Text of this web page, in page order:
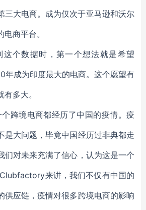
三大电商。成为仅次于亚马逊和沃尔
商平台。
这个数据时，第一个想法就是希望
成为印度最大的电商。这个愿望有
多大。
跨境电商都经历了中国的疫情。疫
是大问题，毕竟中国经历过非典都走
们对未来充满了信心，认为这是一个
来讲，我们不仅有中国的
供应链，疫情对很多跨境电商的影响